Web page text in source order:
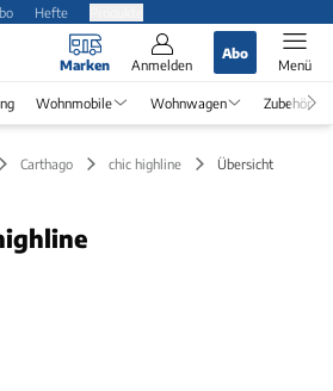
Hefte
Marken Anmelden
Abo
Menü
Wohnmobile Wohnwagen Zubehör
Carthago chic highline Übersicht